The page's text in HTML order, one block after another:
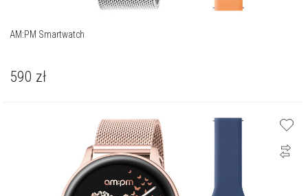
AM:PM Smartwatch
590 zł